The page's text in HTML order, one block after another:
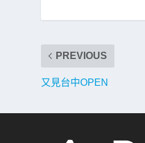
PREVIOUS
又見台中OPEN